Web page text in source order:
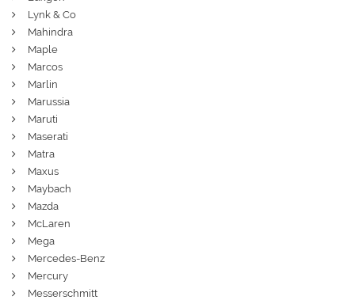
Lynk & Co
Mahindra
Maple
Marcos
Marlin
Marussia
Maruti
Maserati
Matra
Maxus
Maybach
Mazda
McLaren
Mega
Mercedes-Benz
Mercury
Messerschmitt